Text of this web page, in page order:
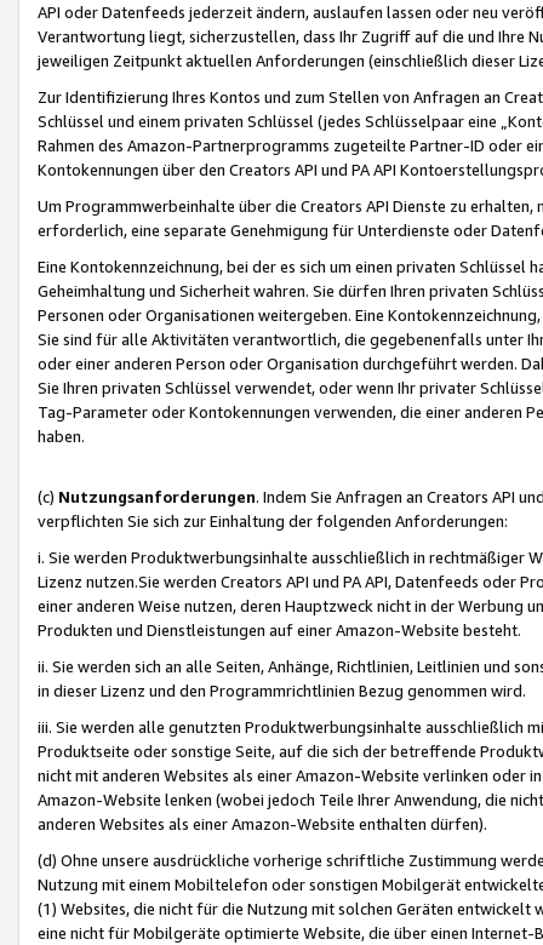
API oder Datenfeeds jederzeit ändern, auslaufen lassen oder neu
Verantwortung liegt, sicherzustellen, dass Ihr Zugriff auf die und Ihre
jeweiligen Zeitpunkt aktuellen Anforderungen (einschließlich dieser
Zur Identifizierung Ihres Kontos und zum Stellen von Anfragen an
Schlüssel und einem privaten Schlüssel (jedes Schlüsselpaar eine
Rahmen des Amazon-Partnerprogramms zugeteilte Partner-ID oder
Kontokennungen über den Creators API und PA API
Um Programmwerbeinhalte über die Creators API Dienste zu
erforderlich, eine separate Genehmigung für Unterdienste oder
Eine Kontokennzeichnung, bei der es sich um einen privaten
Geheimhaltung und Sicherheit wahren. Sie dürfen Ihren privaten
Personen oder Organisationen weitergeben. Eine
Sie sind für alle Aktivitäten verantwortlich, die gegebenenfalls unter
oder einer anderen Person oder Organisation durchgeführt werden.
Sie Ihren privaten Schlüssel verwendet, oder wenn Ihr privater
Tag-Parameter oder Kontokennungen verwenden, die einer anderen
haben.
(c) Nutzungsanforderungen. Indem Sie Anfragen an Creators API
verpflichten Sie sich zur Einhaltung der folgenden Anforderungen:
i. Sie werden Produktwerbungsinhalte ausschließlich in rechtmäßiger
Lizenz nutzen.Sie werden Creators API und PA API, Datenfeeds oder
einer anderen Weise nutzen, deren Hauptzweck nicht in der Werbung
Produkten und Dienstleistungen auf einer Amazon-Website besteht.
ii. Sie werden sich an alle Seiten, Anhänge, Richtlinien, Leitlinien und
in dieser Lizenz und den Programmrichtlinien Bezug genommen wird.
iii. Sie werden alle genutzten Produktwerbungsinhalte ausschließlich
Produktseite oder sonstige Seite, auf die sich der betreffende
nicht mit anderen Websites als einer Amazon-Website verlinken oder
Amazon-Website lenken (wobei jedoch Teile Ihrer Anwendung, die
anderen Websites als einer Amazon-Website enthalten dürfen).
(d) Ohne unsere ausdrückliche vorherige schriftliche Zustimmung
Nutzung mit einem Mobiltelefon oder sonstigen Mobilgerät
(1) Websites, die nicht für die Nutzung mit solchen Geräten
eine nicht für Mobilgeräte optimierte Website, die über einen